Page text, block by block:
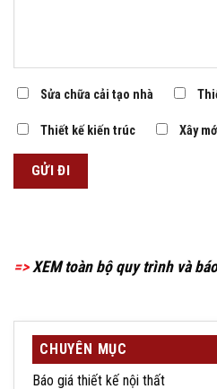
CHUYÊN MỤC
Báo giá thiết kế nội thất
Sửa chữa cải tạo nhà
Thiết kế kiến trúc Xây
=>XEM toàn bộ quy trình và